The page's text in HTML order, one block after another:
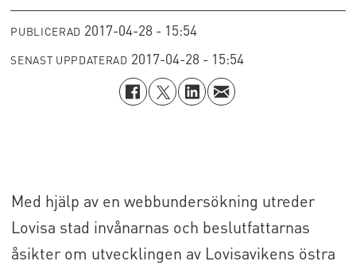
PUBLICERAD 2017-04-28 - 15:54
SENAST UPPDATERAD 2017-04-28 - 15:54
Med hjälp av en webbundersökning utreder
Lovisa stad invånarnas och beslutfattarnas
åsikter om utvecklingen av Lovisavikens östra